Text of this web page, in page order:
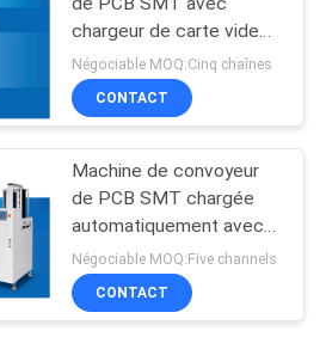
chrome
tuyau en
20
de PCB
chargeur de carte vide
sous vide L*W 80x50-
390x330mm chargeur de
carte vide sous vide pour
SMT
Négociable MOQ:Cinq chaînes
CONTACT
Machine de convoyeur
de PCB SMT chargée
automatiquement avec
commande PLC pour
80x50-330x250mm PCB
Taille et boîte de
Négociable MOQ:Five channels
CONTACT